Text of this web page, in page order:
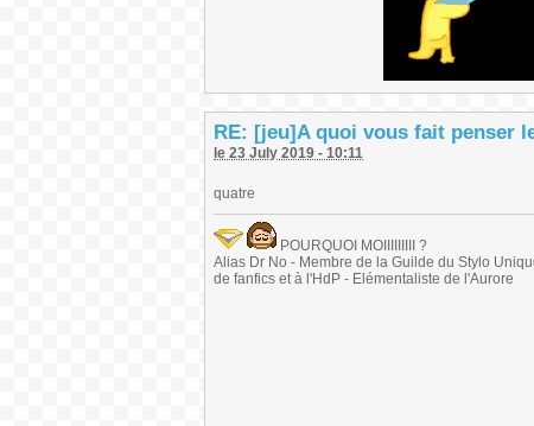
RE: [jeu]A quoi vous fait penser
le 23 July 2019 - 10:11
quatre
POURQUOI MOIIIIIIIII ?
Alias Dr No - Membre de la Guilde du Stylo
de fanfics et à l'HdP - Elémentaliste de l'Aurore